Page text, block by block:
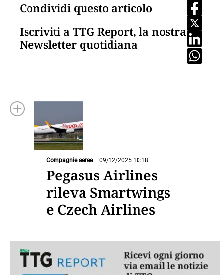
Condividi questo articolo
Iscriviti a TTG Report, la nostra
Newsletter quotidiana
Compagnie aeree 09/12/2025 10:18
Pegasus Airlines
rileva Smartwings
e Czech Airlines